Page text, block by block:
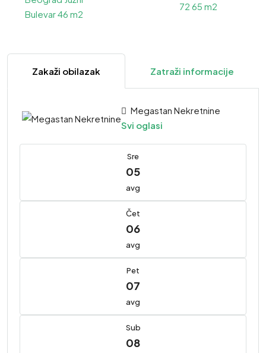
Zakaži obilazak Zatraži informacije
Megastan Nekretnine
Svi oglasi
Sre
05
avg
Čet
06
avg
Pet
07
avg
Sub
08